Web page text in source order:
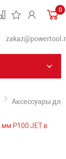
0
Аксессуары для